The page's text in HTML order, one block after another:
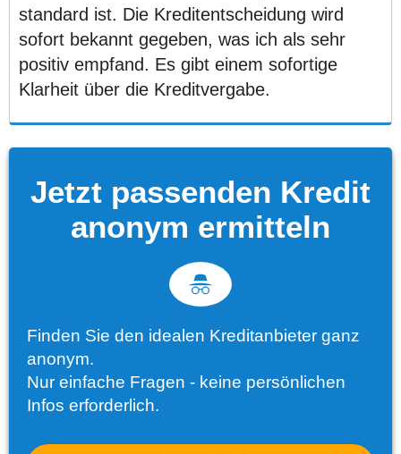
standard ist. Die Kreditentscheidung wird
sofort bekannt gegeben, was ich als sehr
positiv empfand. Es gibt einem sofortige
Klarheit über die Kreditvergabe.
Jetzt passenden Kredit
anonym ermitteln
Finden Sie den idealen Kreditanbieter ganz
anonym.
Nur einfache Fragen - keine persönlichen
Infos erforderlich.